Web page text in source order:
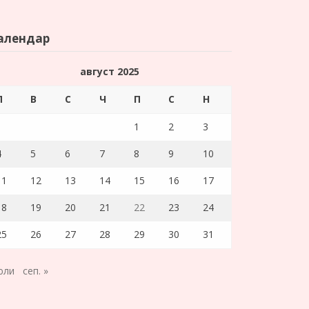
август 2025
В С Ч П С Н
1 2 3
5 6 7 8 9 10
12 13 14 15 16 17
19 20 21 22 23 24
26 27 28 29 30 31
сеп. »